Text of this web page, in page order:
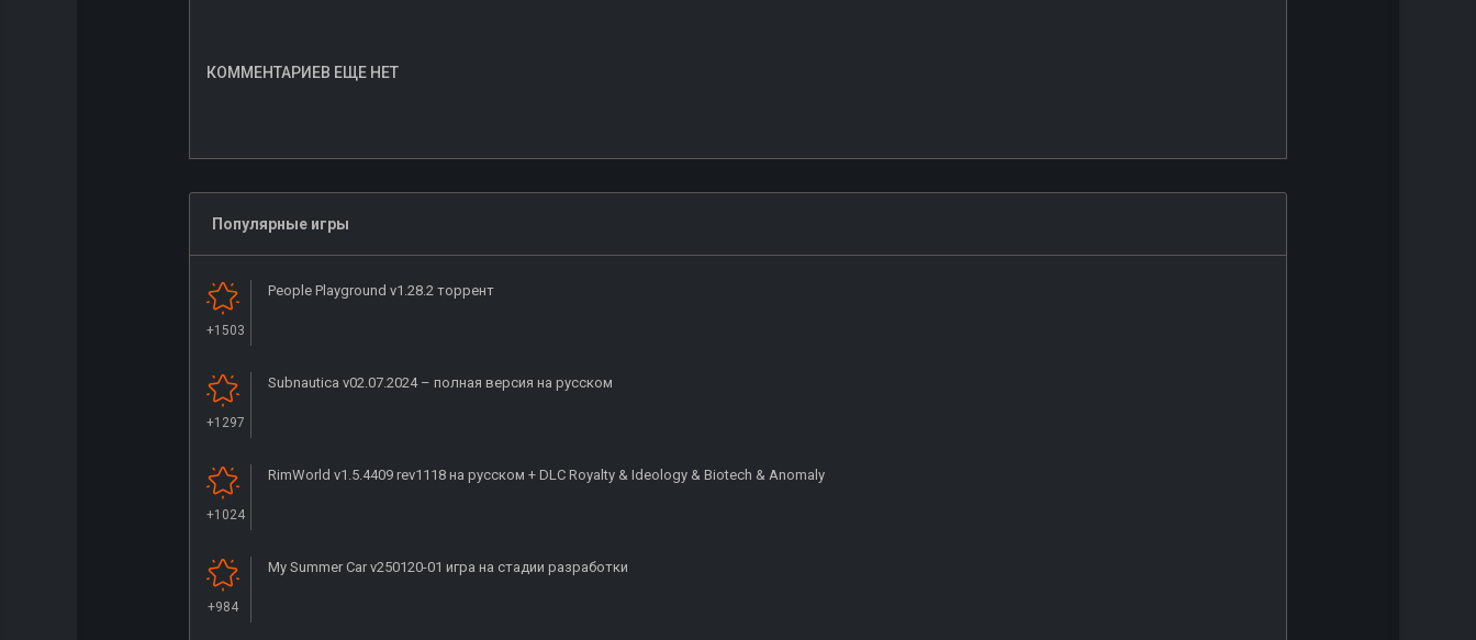
КОММЕНТАРИЕВ ЕЩЕ НЕТ
Популярные игры
+1503
People Playground v1.28.2 торрент
+1297
Subnautica v02.07.2024 – полная версия на русском
+1024
RimWorld v1.5.4409 rev1118 на русском + DLC Royalty & Ideology & Biotech & Anomaly
+984
My Summer Car v250120-01 игра на стадии разработки